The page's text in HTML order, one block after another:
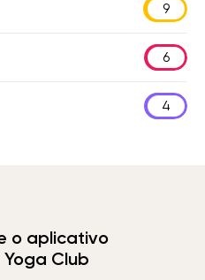
9
6
4
o aplicativo
Club